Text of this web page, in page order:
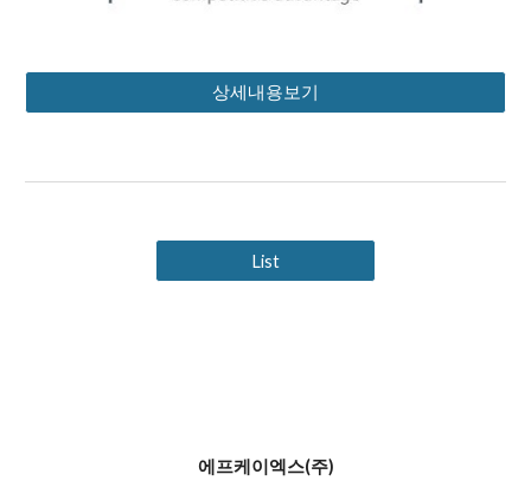
상세내용보기
List
에프케이엑스(주)